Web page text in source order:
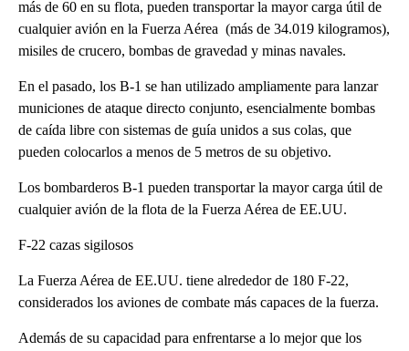
más de 60 en su flota, pueden transportar la mayor carga útil de
cualquier avión en la Fuerza Aérea (más de 34.019 kilogramos),
misiles de crucero, bombas de gravedad y minas navales.
En el pasado, los B-1 se han utilizado ampliamente para lanzar
municiones de ataque directo conjunto, esencialmente bombas
de caída libre con sistemas de guía unidos a sus colas, que
pueden colocarlos a menos de 5 metros de su objetivo.
Los bombarderos B-1 pueden transportar la mayor carga útil de
cualquier avión de la flota de la Fuerza Aérea de EE.UU.
F-22 cazas sigilosos
La Fuerza Aérea de EE.UU. tiene alrededor de 180 F-22,
considerados los aviones de combate más capaces de la fuerza.
Además de su capacidad para enfrentarse a lo mejor que los